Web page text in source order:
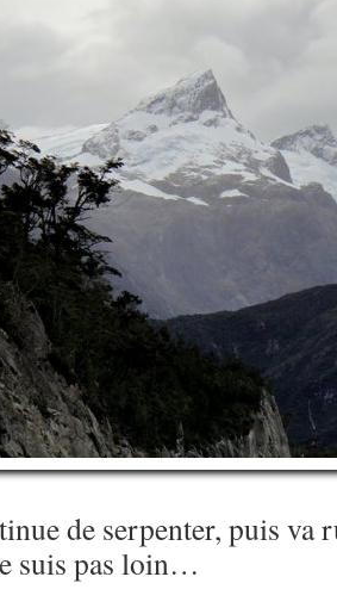
de serpenter, puis va
suis pas loin…